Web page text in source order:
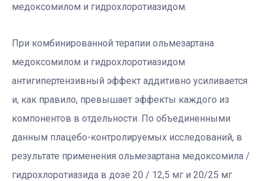
медоксомилом и гидрохлоротиазидом.
При комбинированной терапии ольмезартана
медоксомилом и гидрохлоротиазидом
антигипертензивный эффект аддитивно усиливается
и, как правило, превышает эффекты каждого из
компонентов в отдельности. По объединенными
данным плацебо-контролируемых исследований, в
результате применения ольмезартана медоксомила /
гидрохлоротиазида в дозе 20 / 12,5 мг и 20/25 мг